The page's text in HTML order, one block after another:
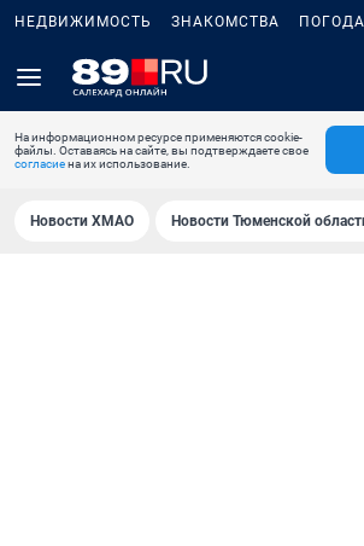
НЕДВИЖИМОСТЬ ЗНАКОМСТВА ПОГОДА
На информационном ресурсе применяются cookie-
файлы. Оставаясь на сайте, вы подтверждаете свое
согласиена их использование.
Новости ХМАО Новости Тюменской